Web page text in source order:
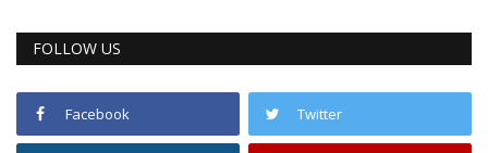
FOLLOW US
Facebook Twitter